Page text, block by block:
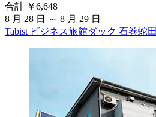
合計 ￥6,648
8 月 28 日 ～ 8 月 29 日
Tabist ビジネス旅館ダック 石巻蛇田